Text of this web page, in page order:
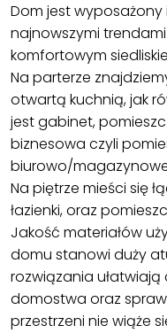
Dom jest
najnowszymi
komfortowym
Na parterze
otwartą kuchnią, jak
jest gabinet,
biznesowa czyli
biurowo/
Na piętrze mieści się
łazienki, oraz
Jakość materiałów
domu stanowi duży
rozwiązania
domostwa oraz
przestrzeni nie wiąże